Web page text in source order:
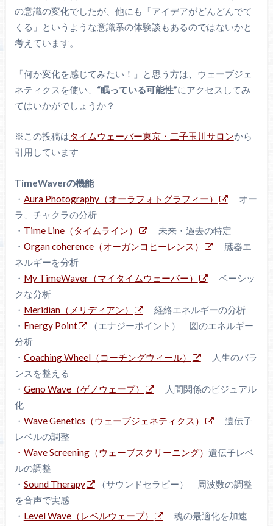
の意識の変化でしたが、他にも「アイデアがどんどんでて
くる」というような意識系の体験談もあるのではないかと
考えています。
「何か変化を感じてみたい！」と思う方は、ウェーブジェ
ネティクスを使い、 “眠っている可能性”にアクセスしてみ
てはいかがでしょうか？
※この投稿はタイムウェーバー東京・二子玉川サロンから
引用しています
TimeWaverの機能
・ Aura Photography（オーラフォトグラフィー）
オー
ラ、チャクラの分析
・ Time Line（タイムライン）
未来・過去の特定
・ Organ coherence（オーガンコヒーレンス）
臓器エ
ネルギーを分析
・ My TimeWaver（マイタイムウェーバー）
ベーシッ
クな分析
・ Meridian（メリディアン）
経絡エネルギーの分析
・ Energy Point
（エナジーポイント） 図のエネルギー
分析
・ Coaching Wheel（コーチングウィール）
人生のバラ
ンスを整える
・ Geno Wave（ゲノウェーブ）
人間関係のビジュアル
化
・ Wave Genetics（ウェーブジェネティクス）
遺伝子
レベルの調整
・Wave Screening（ウェーブスクリーニング） 遺伝子レベ
ルの調整
・ Sound Therapy
（サウンドセラピー） 周波数の調整
を音声で実感
・ Level Wave（レベルウェーブ） 魂の最適化を加速